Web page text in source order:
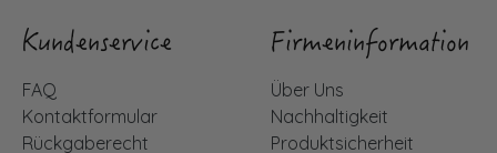
Kundenservice
FAQ
Kontaktformular
Rückgaberecht
Firmeninformation
Über Uns
Nachhaltigkeit
Produktsicherheit